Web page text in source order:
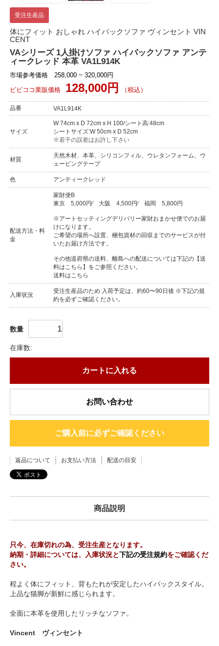
受注生産品
体にフィット おしゃれ ハイバックソファ ヴィンセント VIN
CENT
VAシリーズ 1人掛けソファ ハイバックソファ アンテ
ィークレッド 本革 VA1L914K
市場参考価格 258,000 ~ 320,000円
ビビココ業販価格
128,000円 （税込）
品番 VA1L914K
サイズ
W 74cm x D 72cm x H 100/シート高:48cm
シートサイズ:W 50cm x D 52cm
※若干の誤差はお許し下さい
材質
天然木材、本革、シリコンフィル、ウレタンフォーム、ウ
ェービングテープ
色 アンティークレッド
配送方法・料
金
家財便B
東京
5,000円⁄ 大阪 4,500円⁄ 福岡 5,800円
※アートセッティングデリバリー家財おまかせ便でのお届
けになります。
ご希望の場所へ設置、梱包資材の回収までのサービスが付
いたお届け方法です。
その他道府県の送料、離島への配送については下記の【送
料はこちら】をご参照ください。
送料はこちら
入庫状況
受注生産品のため 入荷予定は、約60〜90日後 ※下記の規
約を必ずご確認ください。
数量
在庫数:
カートに入れる
お問い合わせ
ご購入前に必ずご確認ください
返品について お支払い方法 配送の目安
商品説明
只今、在庫切れの為、受注生産となります。
納期・詳細については、入庫状況と下記の受注規約をご確認くだ
さい。
程よく体にフィット、背もたれが安定したハイバックスタイル。
上品な猫脚が新鮮に感じられます。
全面に本革を使用したリッチなソファ。
Vincent ヴィンセント